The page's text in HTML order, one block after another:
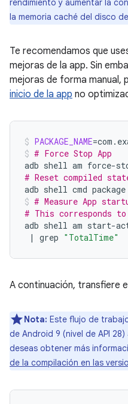
rendimiento y aumentar la
la memoria caché del disco
Te recomendamos que
mejoras de la app. Sin
mejoras de forma manual,
inicio de la app no
PACKAGE_NAME=
# Force Stop App
adb shell am force-
# Reset compiled
adb shell cmd package
# Measure App
# This corresponds
adb shell am start-
|
grep "TotalTime"
A continuación, transfiere
Nota: Este flujo de
de Android 9 (nivel de API
deseas obtener más
de la compilación en las